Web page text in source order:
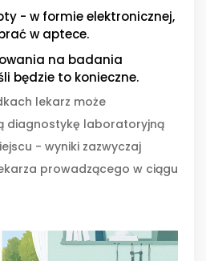
- w formie elektronicznej,
w aptece.
na badania
będzie to konieczne.
lekarz może
diagnostykę laboratoryjną
- wyniki zazwyczaj
prowadzącego w ciągu